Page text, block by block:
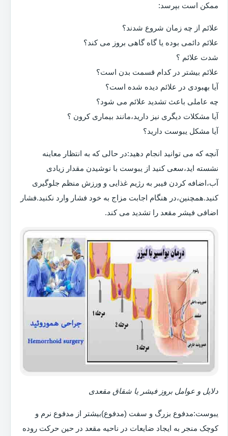
ممکن است بپرسد:
علائم از چه زمان شروع شدند؟
علائم دائمی بوده یا گاه گاهی بروز می کند؟
شدت علائم ؟
علائم بیشتر در کدام قسمت بدن است؟
آیا بهبودی در علائم دیده شده است؟
چه عاملی باعث تشدید علائم می شود؟
آیا مشکلات دیگری نیز دارید،مانند بیماری کرون ؟
آیا مشکل یبوست دارید؟
آنچه که می توانید انجام دهید:در حالی که به انتظار معاینه
نشسته اید،سعی کنید از یبوست با نوشیدن مقدار زیادی
آب،اضافه کردن فیبر به رژیم غذایی و ورزش منظم جلوگیری
کنید.همچنین،در هنگام اجابت مزاج به خود فشار وارد نکنید.فشار
اضافی فیشر مقعد را تشدید می کند.
دلایل و عوامل بروز فیشر یا شقاق مقعدی
یبوست:مدفوع بزرگ و سفت (مدفوع)بیشتر از مدفوع نرم و
کوچک منجر به ایجاد ضایعات در ناحیه مقعد در حین حرکت روده